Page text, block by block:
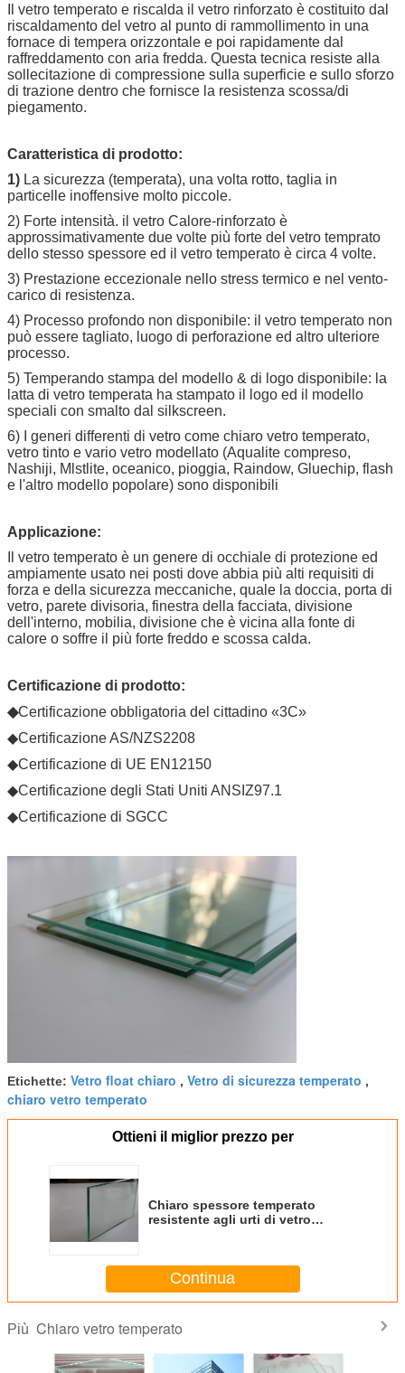
Il vetro temperato e riscalda il vetro rinforzato è costituito dal
riscaldamento del vetro al punto di rammollimento in una
fornace di tempera orizzontale e poi rapidamente dal
raffreddamento con aria fredda. Questa tecnica resiste alla
sollecitazione di compressione sulla superficie e sullo sforzo
di trazione dentro che fornisce la resistenza scossa/di
piegamento.
Caratteristica di prodotto:
1) La sicurezza (temperata), una volta rotto, taglia in
particelle inoffensive molto piccole.
2) Forte intensità. il vetro Calore-rinforzato è
approssimativamente due volte più forte del vetro temprato
dello stesso spessore ed il vetro temperato è circa 4 volte.
3) Prestazione eccezionale nello stress termico e nel vento-
carico di resistenza.
4) Processo profondo non disponibile: il vetro temperato non
può essere tagliato, luogo di perforazione ed altro ulteriore
processo.
5) Temperando stampa del modello & di logo disponibile: la
latta di vetro temperata ha stampato il logo ed il modello
speciali con smalto dal silkscreen.
6) I generi differenti di vetro come chiaro vetro temperato,
vetro tinto e vario vetro modellato (Aqualite compreso,
Nashiji, Mlstlite, oceanico, pioggia, Raindow, Gluechip, flash
e l'altro modello popolare) sono disponibili
Applicazione:
Il vetro temperato è un genere di occhiale di protezione ed
ampiamente usato nei posti dove abbia più alti requisiti di
forza e della sicurezza meccaniche, quale la doccia, porta di
vetro, parete divisoria, finestra della facciata, divisione
dell'interno, mobilia, divisione che è vicina alla fonte di
calore o soffre il più forte freddo e scossa calda.
Certificazione di prodotto:
◆Certificazione obbligatoria del cittadino «3C»
◆Certificazione AS/NZS2208
◆Certificazione di UE EN12150
◆Certificazione degli Stati Uniti ANSIZ97.1
◆Certificazione di SGCC
Etichette: Vetro float chiaro , Vetro di sicurezza temperato ,
chiaro vetro temperato
Ottieni il miglior prezzo per
Chiaro spessore temperato
resistente agli urti di vetro
Continua
Più Chiaro vetro temperato